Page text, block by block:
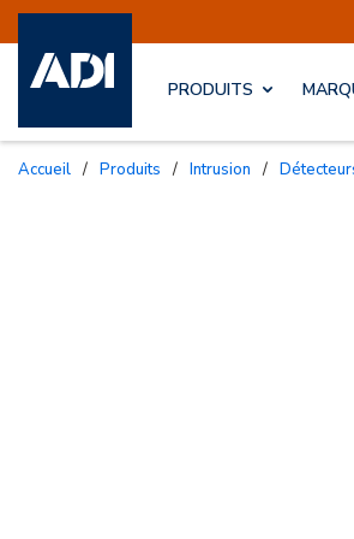
PRODUITS
Accueil / Produits / Intrusion /